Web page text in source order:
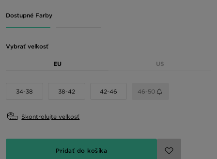
Dostupné Farby
Vybrať veľkosť
EU US
34-38 38-42 42-46 46-50
Skontrolujte veľkosť
Pridať do košíka